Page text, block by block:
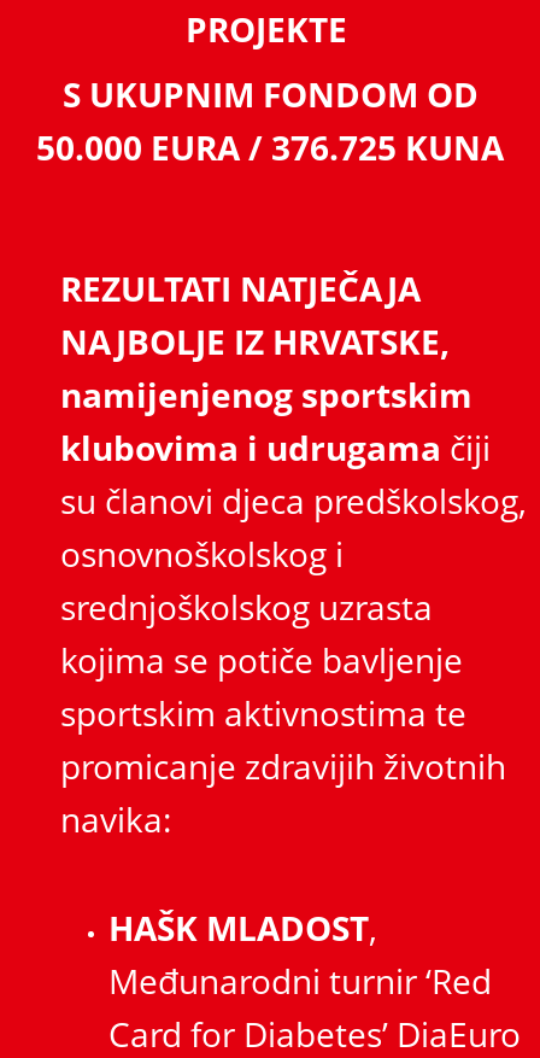
PROJEKTE
S UKUPNIM FONDOM OD
50.000 EURA / 376.725 KUNA
REZULTATI NATJEČAJA
NAJBOLJE IZ HRVATSKE,
namijenjenog sportskim
klubovima i udrugama čiji
su članovi djeca predškolskog,
osnovnoškolskog i
srednjoškolskog uzrasta
kojima se potiče bavljenje
sportskim aktivnostima te
promicanje zdravijih životnih
navika:
HAŠK MLADOST,
Međunarodni turnir ‘Red
Card for Diabetes’ DiaEuro